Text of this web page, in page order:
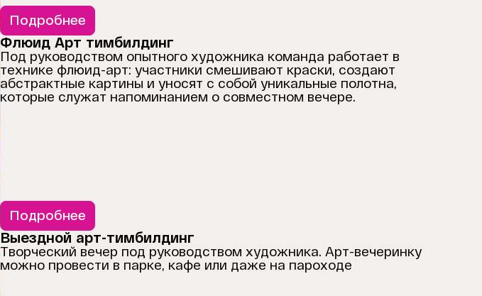
Подробнее
Флюид Арт тимбилдинг
Под руководством опытного художника команда работает в
технике флюид-арт: участники смешивают краски, создают
абстрактные картины и уносят с собой уникальные полотна,
которые служат напоминанием о совместном вечере.
Подробнее
Выездной арт-тимбилдинг
Творческий вечер под руководством художника. Арт-вечеринку
можно провести в парке, кафе или даже на пароходе